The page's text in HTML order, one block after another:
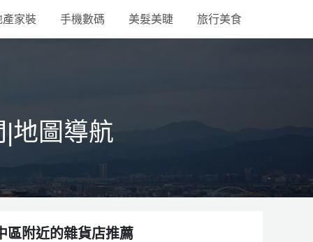
產家裝 手機數碼 美髮美睫 旅行美食
地圖導航
區附近的雜貨店推薦